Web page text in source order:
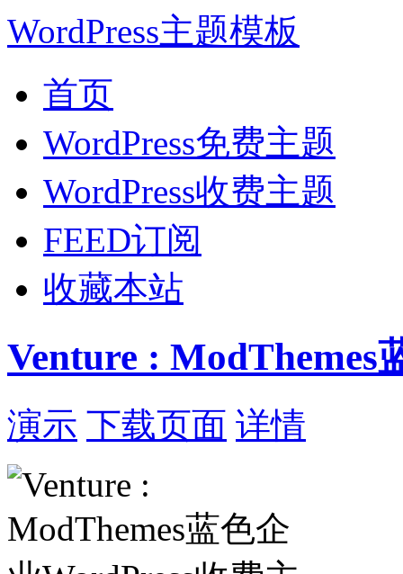
WordPress主题模板
首页
WordPress免费主题
WordPress收费主题
FEED订阅
收藏本站
Venture : ModThemes
演示 下载页面 详情